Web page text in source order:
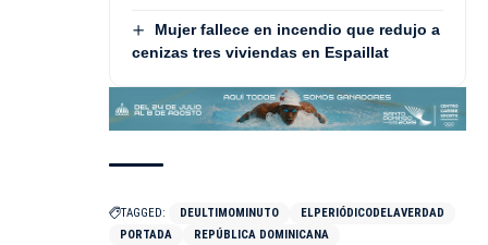
Mujer fallece en incendio que redujo a
cenizas tres viviendas en Espaillat
TAGGED: DEULTIMOMINUTO
ELPERIÓDICODELAVERDAD
PORTADA
REPÚBLICA DOMINICANA